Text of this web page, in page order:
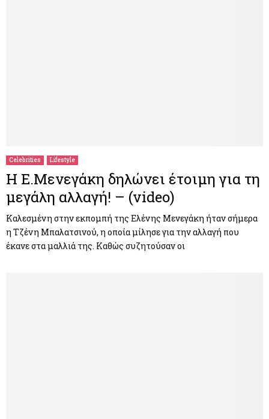
Celebrities Lifestyle
Η Ε.Μενεγάκη δηλώνει έτοιμη για τη
μεγάλη αλλαγή! – (video)
Καλεσμένη στην εκπομπή της Ελένης Μενεγάκη ήταν σήμερα
η Τζένη Μπαλατσινού, η οποία μίλησε για την αλλαγή που
έκανε στα μαλλιά της. Καθώς συζητούσαν οι